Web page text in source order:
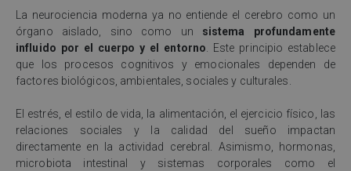
La neurociencia moderna ya no entiende el cerebro como un
órgano aislado, sino como un sistema profundamente
influido por el cuerpo y el entorno. Este principio establece
que los procesos cognitivos y emocionales dependen de
factores biológicos, ambientales, sociales y culturales.
El estrés, el estilo de vida, la alimentación, el ejercicio físico, las
relaciones sociales y la calidad del sueño impactan
directamente en la actividad cerebral. Asimismo, hormonas,
microbiota intestinal y sistemas corporales como el